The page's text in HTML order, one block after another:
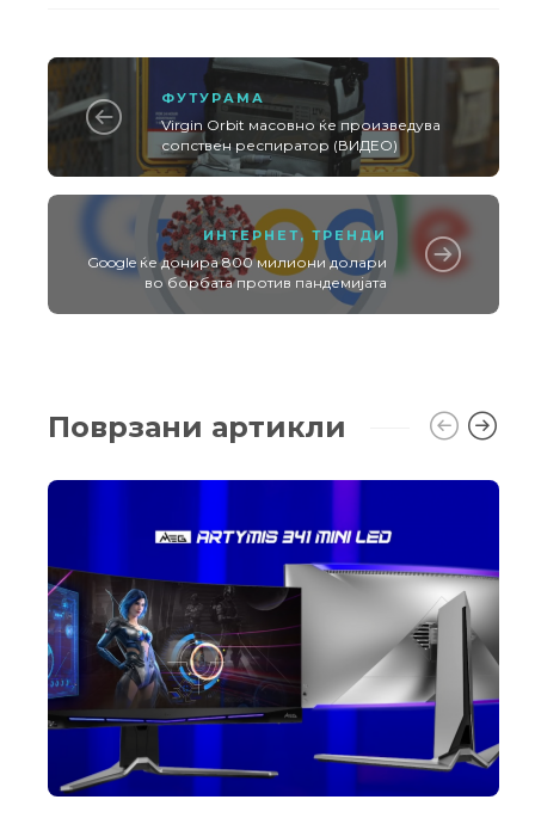
ФУТУРАМА
Virgin Orbit масовно ќе произведува
сопствен респиратор (ВИДЕО)
ИНТЕРНЕТ, ТРЕНДИ
Google ќе донира 800 милиони долари
во борбата против пандемијата
Поврзани артикли